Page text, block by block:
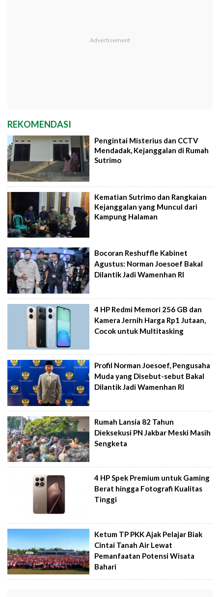
REKOMENDASI
Pengintai Misterius dan CCTV
Mendadak, Kejanggalan di Rumah
Sutrimo
Kematian Sutrimo dan Rangkaian
Kejanggalan yang Muncul dari
Kampung Halaman
Bocoran Reshuffle Kabinet
Agustus: Norman Joesoef Bakal
Dilantik Jadi Wamenhan RI
4 HP Redmi Memori 256 GB dan
Kamera Jernih Harga Rp1 Jutaan,
Cocok untuk Multitasking
Profil Norman Joesoef, Pengusaha
Muda yang Disebut-sebut Bakal
Dilantik Jadi Wamenhan RI
Rumah Lansia 82 Tahun
Dieksekusi PN Jakbar Meski Masih
Sengketa
4 HP Spek Premium untuk Gaming
Berat hingga Fotografi Kualitas
Tinggi
Ketum TP PKK Ajak Pelajar Biak
Cintai Tanah Air Lewat
Pemanfaatan Potensi Wisata
Bahari